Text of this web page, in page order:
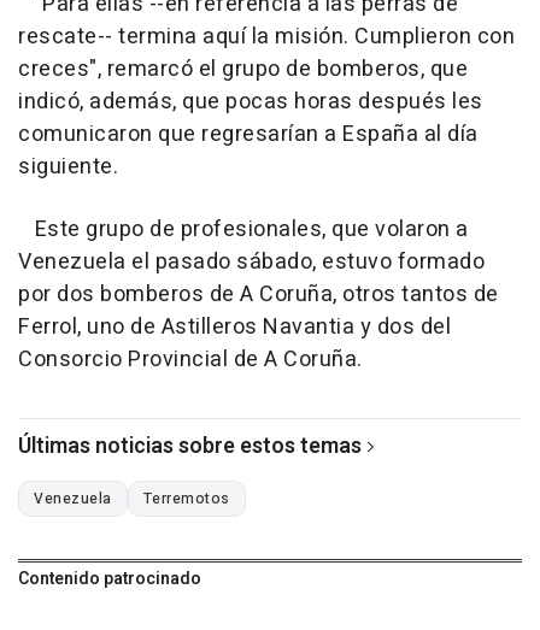
rescate-- termina aquí la misión. Cumplieron con
creces", remarcó el grupo de bomberos, que
indicó, además, que pocas horas después les
comunicaron que regresarían a España al día
siguiente.
Este grupo de profesionales, que volaron a
Venezuela el pasado sábado, estuvo formado
por dos bomberos de A Coruña, otros tantos de
Ferrol, uno de Astilleros Navantia y dos del
Consorcio Provincial de A Coruña.
Últimas noticias sobre estos temas
Venezuela Terremotos
Contenido patrocinado